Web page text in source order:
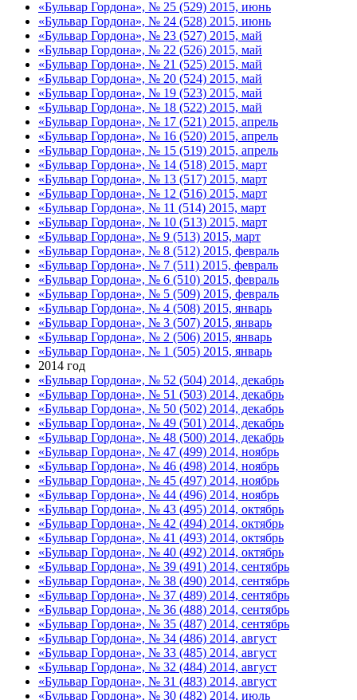
«Бульвар Гордона», № 25 (529) 2015, июнь
«Бульвар Гордона», № 24 (528) 2015, июнь
«Бульвар Гордона», № 23 (527) 2015, май
«Бульвар Гордона», № 22 (526) 2015, май
«Бульвар Гордона», № 21 (525) 2015, май
«Бульвар Гордона», № 20 (524) 2015, май
«Бульвар Гордона», № 19 (523) 2015, май
«Бульвар Гордона», № 18 (522) 2015, май
«Бульвар Гордона», № 17 (521) 2015, апрель
«Бульвар Гордона», № 16 (520) 2015, апрель
«Бульвар Гордона», № 15 (519) 2015, апрель
«Бульвар Гордона», № 14 (518) 2015, март
«Бульвар Гордона», № 13 (517) 2015, март
«Бульвар Гордона», № 12 (516) 2015, март
«Бульвар Гордона», № 11 (514) 2015, март
«Бульвар Гордона», № 10 (513) 2015, март
«Бульвар Гордона», № 9 (513) 2015, март
«Бульвар Гордона», № 8 (512) 2015, февраль
«Бульвар Гордона», № 7 (511) 2015, февраль
«Бульвар Гордона», № 6 (510) 2015, февраль
«Бульвар Гордона», № 5 (509) 2015, февраль
«Бульвар Гордона», № 4 (508) 2015, январь
«Бульвар Гордона», № 3 (507) 2015, январь
«Бульвар Гордона», № 2 (506) 2015, январь
«Бульвар Гордона», № 1 (505) 2015, январь
2014 год
«Бульвар Гордона», № 52 (504) 2014, декабрь
«Бульвар Гордона», № 51 (503) 2014, декабрь
«Бульвар Гордона», № 50 (502) 2014, декабрь
«Бульвар Гордона», № 49 (501) 2014, декабрь
«Бульвар Гордона», № 48 (500) 2014, декабрь
«Бульвар Гордона», № 47 (499) 2014, ноябрь
«Бульвар Гордона», № 46 (498) 2014, ноябрь
«Бульвар Гордона», № 45 (497) 2014, ноябрь
«Бульвар Гордона», № 44 (496) 2014, ноябрь
«Бульвар Гордона», № 43 (495) 2014, октябрь
«Бульвар Гордона», № 42 (494) 2014, октябрь
«Бульвар Гордона», № 41 (493) 2014, октябрь
«Бульвар Гордона», № 40 (492) 2014, октябрь
«Бульвар Гордона», № 39 (491) 2014, сентябрь
«Бульвар Гордона», № 38 (490) 2014, сентябрь
«Бульвар Гордона», № 37 (489) 2014, сентябрь
«Бульвар Гордона», № 36 (488) 2014, сентябрь
«Бульвар Гордона», № 35 (487) 2014, сентябрь
«Бульвар Гордона», № 34 (486) 2014, август
«Бульвар Гордона», № 33 (485) 2014, август
«Бульвар Гордона», № 32 (484) 2014, август
«Бульвар Гордона», № 31 (483) 2014, август
«Бульвар Гордона», № 30 (482) 2014, июль